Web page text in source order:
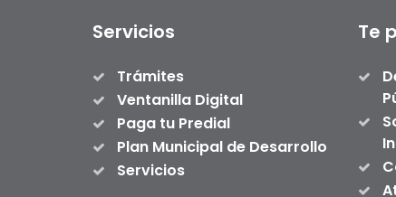
Servicios
Trámites
Ventanilla Digital
Paga tu Predial
Plan Municipal de Desarrollo
Servicios
Te